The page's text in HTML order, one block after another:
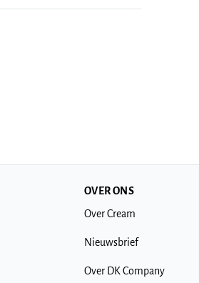
OVER ONS
Over Cream
Nieuwsbrief
Over DK Company